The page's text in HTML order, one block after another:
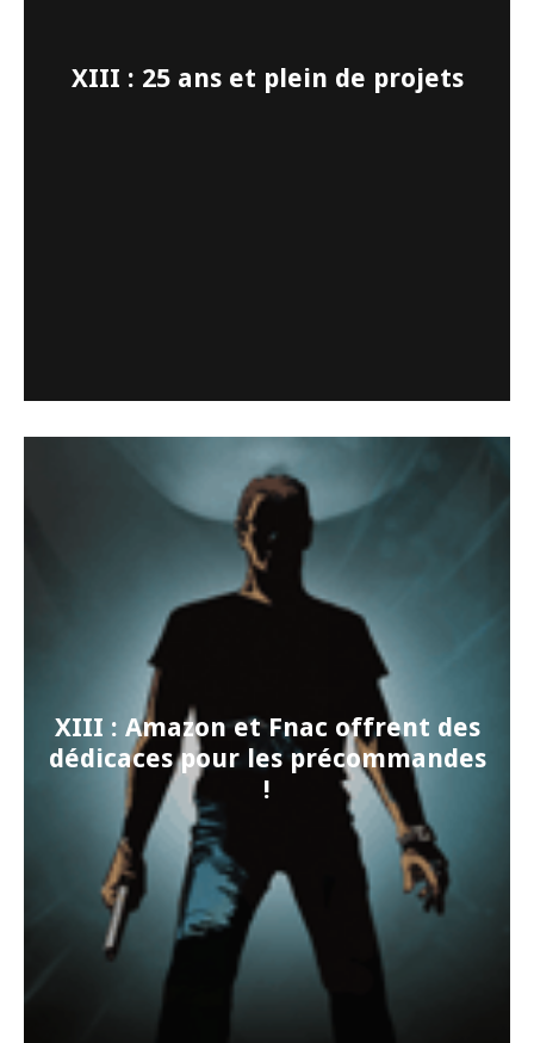
XIII : 25 ans et plein de projets
XIII : Amazon et Fnac offrent des
dédicaces pour les précommandes
!